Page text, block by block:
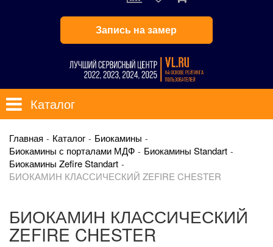
Запись на замер
Каталог
Главная Каталог
Биокамины
Биокамины с порталами МДФ
Биокамины Standart
Биокамины Zefire Standart
БИОКАМИН КЛАССИЧЕСКИЙ ZEFIRE CHESTER
БИОКАМИН КЛАССИЧЕСКИЙ
ZEFIRE CHESTER